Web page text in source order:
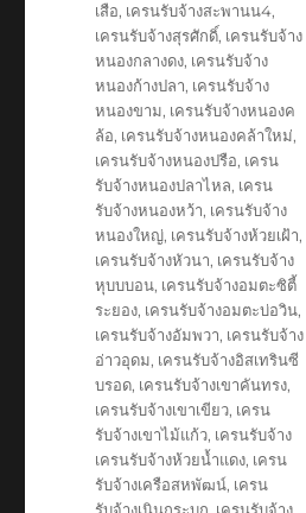
เสือ, เครนรับจ้างสะพานน4,
เครนรับจ้างสุรศักดิ์, เครนรับจ้าง
หนองกลางดง, เครนรับจ้าง
หนองก้างปลา, เครนรับจ้าง
หนองขาม, เครนรับจ้างหนองค
ล้อ, เครนรับจ้างหนองคล้าใหม่,
เครนรับจ้างหนองปรือ, เครน
รับจ้างหนองปลาไหล, เครน
รับจ้างหนองหว้า, เครนรับจ้าง
หนองใหญ่, เครนรับจ้างห้วยเฝ้า,
เครนรับจ้างหัวนา, เครนรับจ้าง
หุบบบอน, เครนรับจ้างอมตะซิตี้
ระยอง, เครนรับจ้างอมตะบ่อวิน,
เครนรับจ้างอัมพวา, เครนรับจ้าง
อ่าวอุดม, เครนรับจ้างอิสเทรินซี
บรอด, เครนรับจ้างเขาคันทรง,
เครนรับจ้างเขาเขียว, เครน
รับจ้างเขาไม้แก้ว, เครนรับจ้าง
เครนรับจ้างห้วยน้ำแดง, เครน
รับจ้างเครือสหพัฒน์, เครน